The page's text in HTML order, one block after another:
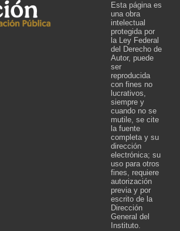
Esta página es
una obra
intelectual
protegida por
la Ley Federal
del Derecho de
Autor, puede
ser
reproducida
con fines no
lucrativos,
siempre y
cuando no se
mutile, se cite
la fuente
completa y su
dirección
electrónica; su
uso para otros
fines, requiere
autorización
previa y por
escrito de la
Dirección
General del
Instituto.